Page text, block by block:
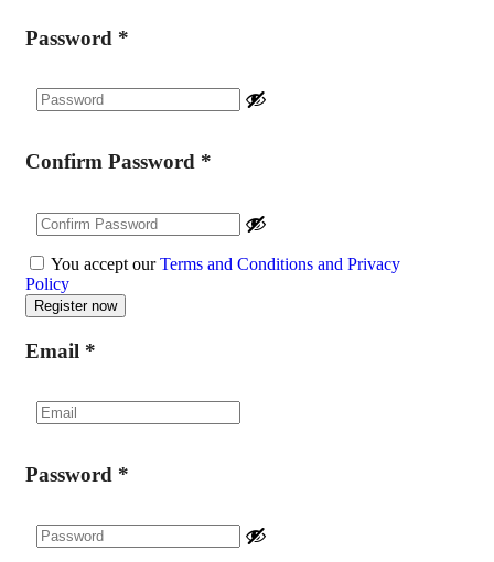
Password *
Confirm Password *
You accept ourTerms and Conditions and Privacy
Policy
Email *
Password *